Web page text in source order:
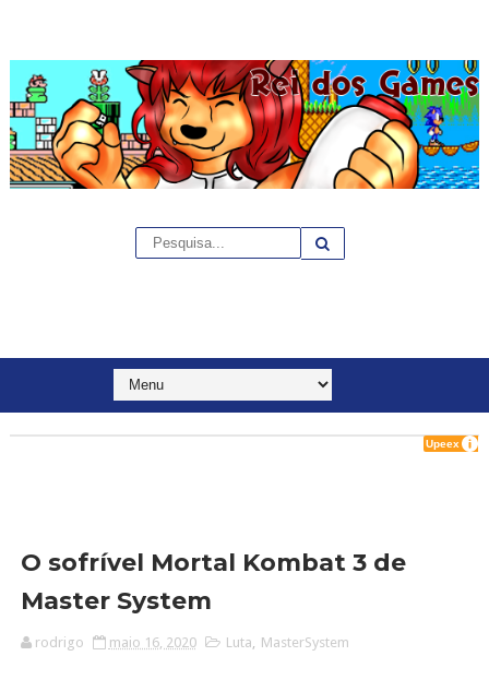
O sofrível Mortal Kombat 3 de
Master System
rodrigo maio 16, 2020 Luta MasterSystem